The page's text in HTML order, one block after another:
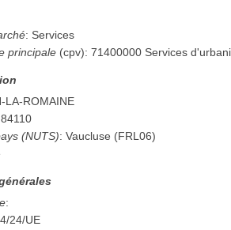
: Services
principale (cpv):71400000 Services
LA-ROMAINE
84110
(NUTS):Vaucluse (FRL06)
:
24/UE